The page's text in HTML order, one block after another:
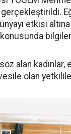
etkisi
alan kadınlar,
olan